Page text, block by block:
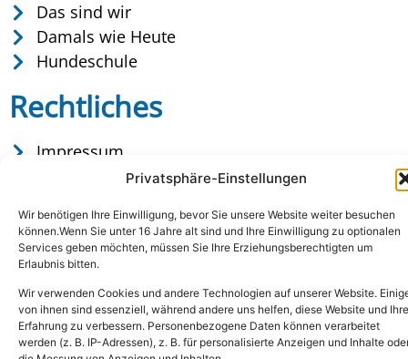
Privatsphäre-Einstellungen
Wir benötigen Ihre Einwilligung, bevor Sie unsere Website weiter besuchen
können.Wenn Sie unter 16 Jahre alt sind und Ihre Einwilligung zu optionalen
Services geben möchten, müssen Sie Ihre Erziehungsberechtigten um
Erlaubnis bitten.
Wir verwenden Cookies und andere Technologien auf unserer Website.
von ihnen sind essenziell, während andere uns helfen, diese Website und Ihre
Erfahrung zu verbessern. Personenbezogene Daten können verarbeitet
werden (z. B. IP-Adressen), z. B. für personalisierte Anzeigen und Inhalte
Das sind wir
Damals wie Heute
Hundeschule
Rechtliches
Impressum
Datenschutz